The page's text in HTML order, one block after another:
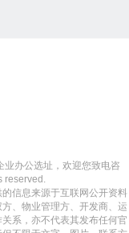
办公选址，欢迎您致电咨
reserved.
信息来源于互联网公开资料
、物业管理方、开发商、运
系，亦不代表其发布任何官